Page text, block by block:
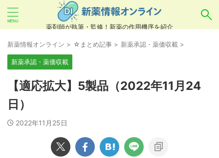
薬剤師が執筆・監修！新薬の作用機序を紹介
あいまい検索（例：ひらがな、誤字）には対応し
ていませんので、製品名・一般名・キーワードな
どを
良い例：テセントリク
悪い例：てせんとりく テセンタリク
新薬情報オンライン > ☆まとめ記事 > 新薬承認・薬価収載 >
新薬承認・薬価収載
【適応拡大】5製品（2022年11月24
日）
2022年11月25日